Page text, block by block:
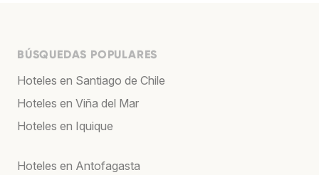
BÚSQUEDAS POPULARES
Hoteles en Santiago de Chile
Hoteles en Viña del Mar
Hoteles en Iquique
Hoteles en Antofagasta